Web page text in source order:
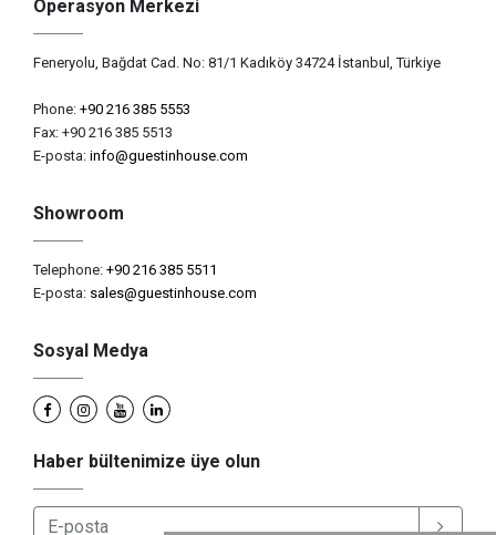
Operasyon Merkezi
Feneryolu, Bağdat Cad. No: 81/1 Kadıköy 34724 İstanbul, Türkiye
Phone: +90 216 385 5553
Fax: +90 216 385 5513
E-posta: info@guestinhouse.com
Showroom
Telephone: +90 216 385 5511
E-posta: sales@guestinhouse.com
Sosyal Medya
Haber bültenimize üye olun